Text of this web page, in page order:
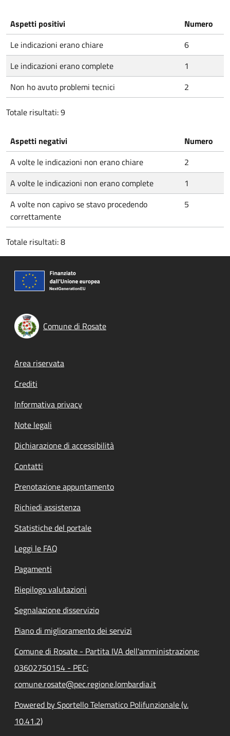
Aspetti positivi
Numero
Le indicazioni erano chiare
6
Le indicazioni erano complete
1
Non ho avuto problemi tecnici
2
Totale risultati: 9
Aspetti negativi
Numero
A volte le indicazioni non erano chiare
2
A volte le indicazioni non erano complete
1
A volte non capivo se stavo procedendo
correttamente
5
Totale risultati: 8
Comune di Rosate
Footer menu
Area riservata
Crediti
Informativa privacy
Note legali
Dichiarazione di accessibilità
Contatti
Prenotazione appuntamento
Richiedi assistenza
Statistiche del portale
Leggi le FAQ
Pagamenti
Riepilogo valutazioni
Segnalazione disservizio
Piano di miglioramento dei servizi
Comune di Rosate - Partita IVA dell'amministrazione:
03602750154 - PEC:
comune.rosate@pec.regione.lombardia.it
Powered by Sportello Telematico Polifunzionale (v.
10.41.2)